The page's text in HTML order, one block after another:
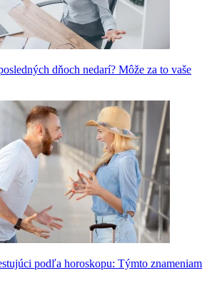
dňoch nedarí? Môže za to vaše
podľa horoskopu: Týmto znameniam